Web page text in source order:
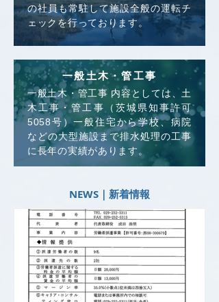
の社員も常駐して施設全般の運転チ
ェックを行っております。
一般土木・管工事 内容としては、土
木工事・管工事（茨城県知事許可
5058号）一般住宅から学校、病院
などの大型施設まで排水処理の工事
に長年の実績があります。
一般土木・管工事
NEWS｜新着情報